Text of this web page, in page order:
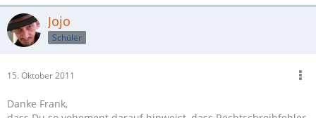
Jojo
Schüler
15. Oktober 2011
Danke Frank,